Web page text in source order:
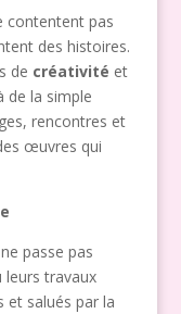
contentent pas
des histoires.
de créativité et
de la simple
rencontres et
œuvres qui
passe pas
leurs travaux
et salués par la